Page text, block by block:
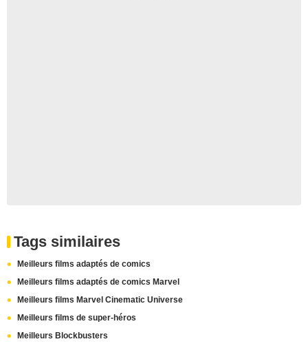
Tags similaires
Meilleurs films adaptés de comics
Meilleurs films adaptés de comics Marvel
Meilleurs films Marvel Cinematic Universe
Meilleurs films de super-héros
Meilleurs Blockbusters